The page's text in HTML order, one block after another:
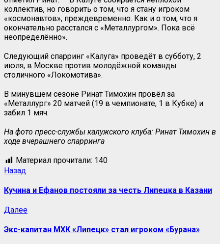
коллектив, но говорить о том, что я стану игроком
«космонавтов», преждевременно. Как и о том, что я
окончательно расстался с «Металлургом». Пока всё
неопределённо».
Следующий спарринг «Калуга» проведёт в субботу, 2
июля, в Москве против молодёжной команды
столичного «Локомотива».
В минувшем сезоне Ринат Тимохин провёл за
«Металлург» 20 матчей (19 в чемпионате, 1 в Кубке) и
забил 1 мяч.
На фото пресс-службы калужского клуба: Ринат Тимохин в
ходе вчерашнего спарринга
Материал прочитали: 140
Назад
Кучина и Ефанов постояли за честь Липецка в Казани
Далее
Экс-капитан МХК «Липецк» стал игроком «Бурана»